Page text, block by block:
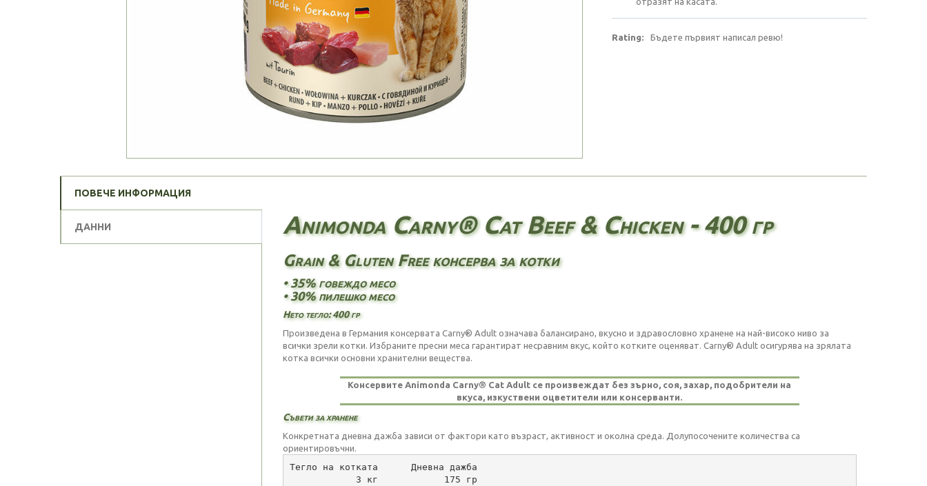
Rating: Бъдете първият написал ревю!
ПОВЕЧЕ ИНФОРМАЦИЯ
ДАННИ Animonda Carny® Cat Beef & Chicken - 400 гр
Grain & Gluten Free консерва за котки
• 35% говеждо месо
• 30% пилешко месо
Нето тегло: 400 гр
Произведена в Германия консервата Carny® Adult означава балансирано, вкусно и здравословно хранене на най-високо ниво за
всички зрели котки. Избраните пресни меса гарантират несравним вкус, който котките оценяват. Carny® Adult осигурява на зрялата
котка всички основни хранителни вещества.
Консервите Animonda Carny® Cat Adult се произвеждат без зърно, соя, захар, подобрители на
вкуса, изкуствени оцветители или консерванти.
Съвети за хранене
Конкретната дневна дажба зависи от фактори като възраст, активност и околна среда. Долупосочените количества са
ориентировъчни.
Тегло на котката      Дневна дажба
            3 кг            175 гр